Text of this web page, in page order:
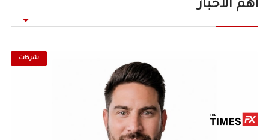
أهم الأخبار
شركات